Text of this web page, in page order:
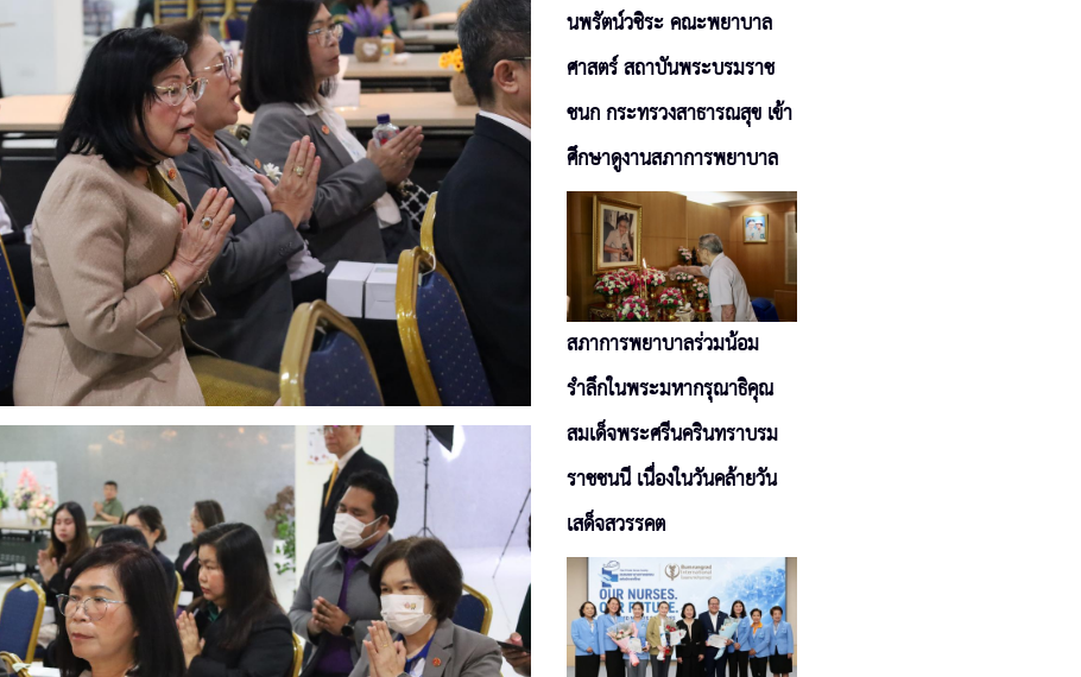
นพรัตน์วชิระ คณะพยาบาล
ศาสตร์ สถาบันพระบรมราช
ชนก กระทรวงสาธารณสุข เข้า
ศึกษาดูงานสภาการพยาบาล
สภาการพยาบาลร่วมน้อม
รำลึกในพระมหากรุณาธิคุณ
สมเด็จพระศรีนครินทราบรม
ราชชนนี เนื่องในวันคล้ายวัน
เสด็จสวรรคต